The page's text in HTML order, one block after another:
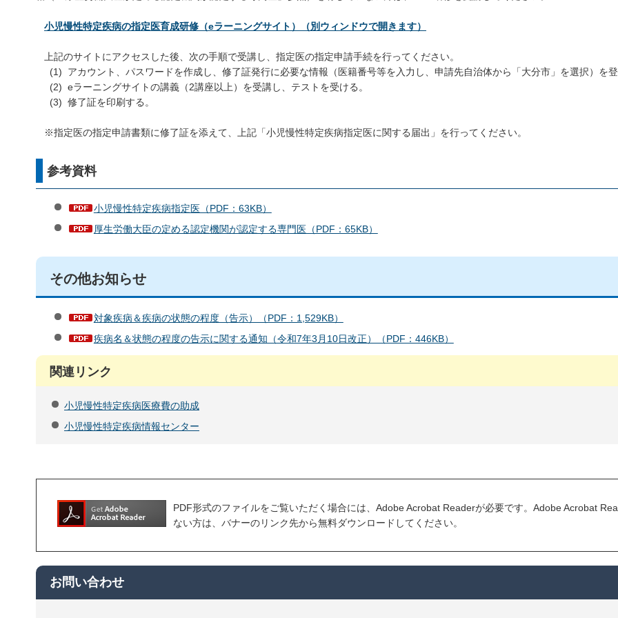
小児慢性特定疾病の指定医育成研修（eラーニングサイト）（別ウィンドウで開きます）
上記のサイトにアクセスした後、次の手順で受講し、指定医の指定申請手続を行ってください。
(1) アカウント、パスワードを作成し、修了証発行に必要な情報（医籍番号等を入力し、申請先自治体から「大分市」を選択）を登
(2) eラーニングサイトの講義（2講座以上）を受講し、テストを受ける。
(3) 修了証を印刷する。
※指定医の指定申請書類に修了証を添えて、上記「小児慢性特定疾病指定医に関する届出」を行ってください。
参考資料
小児慢性特定疾病指定医（PDF：63KB）
厚生労働大臣の定める認定機関が認定する専門医（PDF：65KB）
その他お知らせ
対象疾病＆疾病の状態の程度（告示）（PDF：1,529KB）
疾病名＆状態の程度の告示に関する通知（令和7年3月10日改正）（PDF：446KB）
関連リンク
小児慢性特定疾病医療費の助成
小児慢性特定疾病情報センター
PDF形式のファイルをご覧いただく場合には、Adobe Acrobat Readerが必要です。Adobe Acrobat
ない方は、バナーのリンク先から無料ダウンロードしてください。
お問い合わせ